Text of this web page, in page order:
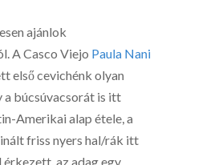
ajánlok
A Casco Viejo Paula Nani
első cevichénk olyan
a búcsúvacsorát is itt
Amerikai alap étele, a
friss nyers hal/rák itt
az adag egy